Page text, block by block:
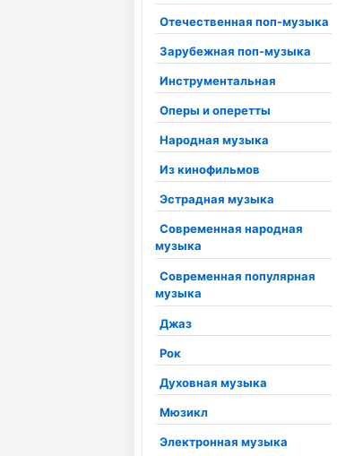
Отечественная поп-музыка
Зарубежная поп-музыка
Инструментальная
Оперы и оперетты
Народная музыка
Из кинофильмов
Эстрадная музыка
Современная народная
музыка
Современная популярная
музыка
Джаз
Рок
Духовная музыка
Мюзикл
Электронная музыка